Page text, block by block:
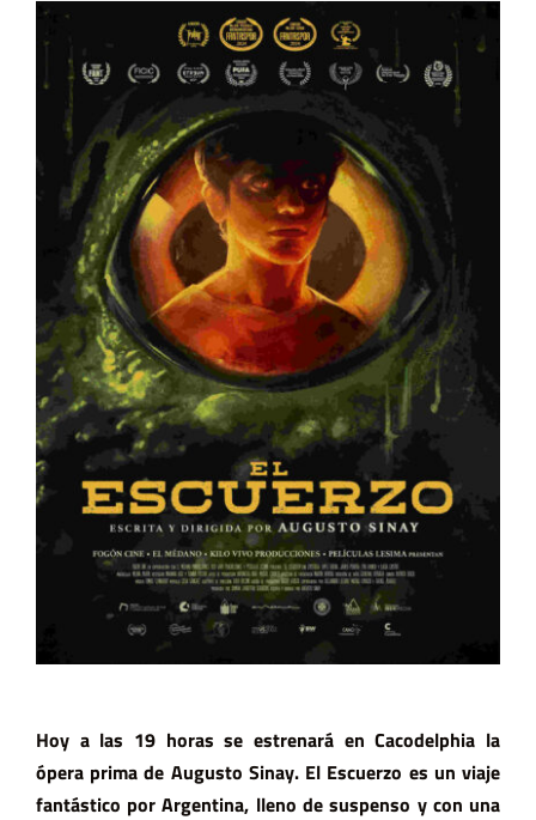
Hoy a las 19 horas se estrenará en Cacodelphia la
ópera prima de Augusto Sinay. El Escuerzo es un viaje
fantástico por Argentina, lleno de suspenso y con una